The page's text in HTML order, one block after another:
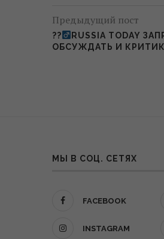
Предыдущий пост
??‍
RUSSIA TODAY
ОБСУЖДАТЬ И
МЫ В СОЦ. СЕТЯХ
FACEBOOK
INSTAGRAM